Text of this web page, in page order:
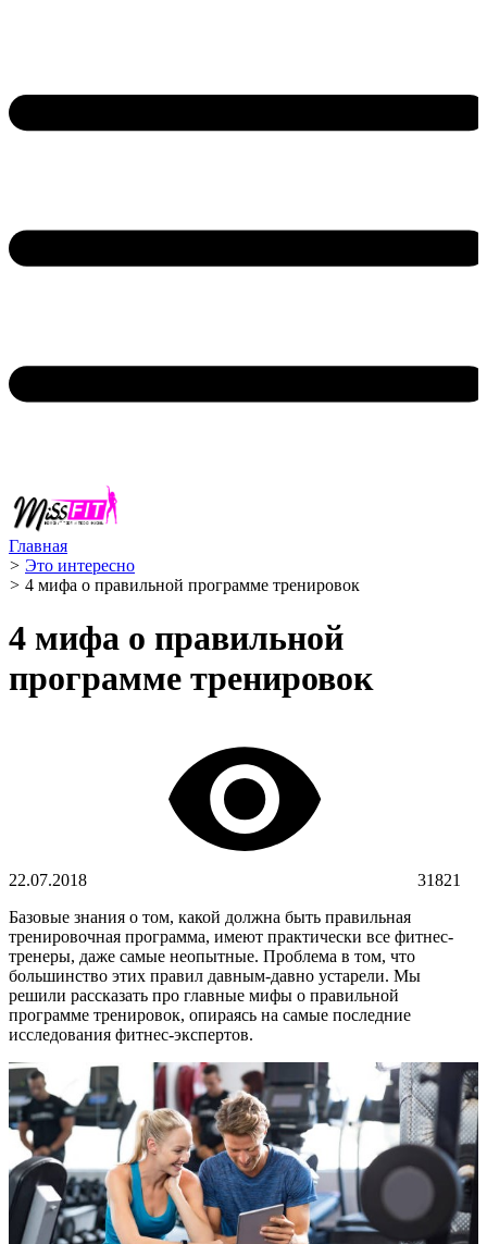
Главная
> Это интересно
> 4 мифа о правильной программе тренировок
4 мифа о правильной
программе тренировок
22.07.2018
31821
Базовые знания о том, какой должна быть правильная
тренировочная программа, имеют практически все фитнес-
тренеры, даже самые неопытные. Проблема в том, что
большинство этих правил давным-давно устарели. Мы
решили рассказать про главные мифы о правильной
программе тренировок, опираясь на самые последние
исследования фитнес-экспертов.